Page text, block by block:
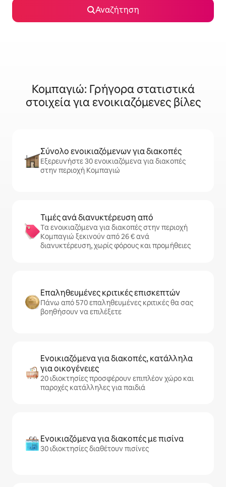
Αναζήτηση
Κομπαγιώ: Γρήγορα στατιστικά
στοιχεία για ενοικιαζόμενες βίλες
Σύνολο ενοικιαζόμενων για διακοπές
Εξερευνήστε 30 ενοικιαζόμενα για διακοπές
στην περιοχή Κομπαγιώ
Τιμές ανά διανυκτέρευση από
Τα ενοικιαζόμενα για διακοπές στην περιοχή
Κομπαγιώ ξεκινούν από 26 € ανά
διανυκτέρευση, χωρίς φόρους και προμήθειες
Επαληθευμένες κριτικές επισκεπτών
Πάνω από 570 επαληθευμένες κριτικές θα σας
βοηθήσουν να επιλέξετε
Ενοικιαζόμενα για διακοπές, κατάλληλα
για οικογένειες
20 ιδιοκτησίες προσφέρουν επιπλέον χώρο και
παροχές κατάλληλες για παιδιά
Ενοικιαζόμενα για διακοπές με πισίνα
30 ιδιοκτησίες διαθέτουν πισίνες